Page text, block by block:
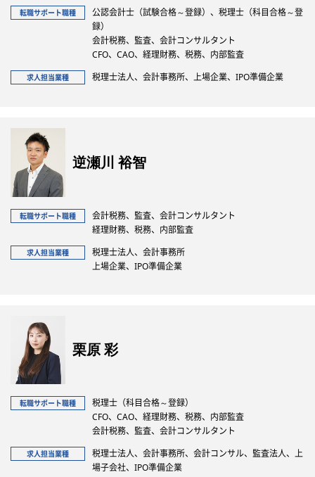
転職サポート職種
公認会計士（試験合格～登録）、税理士（科目合格～登
録）
会計税務、監査、会計コンサルタント
CFO、CAO、経理財務、税務、内部監査
求人担当業種 税理士法人、会計事務所、上場企業、IPO準備企業
逆瀬川 裕智
転職サポート職種
会計税務、監査、会計コンサルタント
経理財務、税務、内部監査
求人担当業種
税理士法人、会計事務所
上場企業、IPO準備企業
栗原 彩
転職サポート職種
税理士（科目合格～登録）
CFO、CAO、経理財務、税務、内部監査
会計税務、監査、会計コンサルタント
求人担当業種
税理士法人、会計事務所、会計コンサル、監査法人、上
場子会社、IPO準備企業